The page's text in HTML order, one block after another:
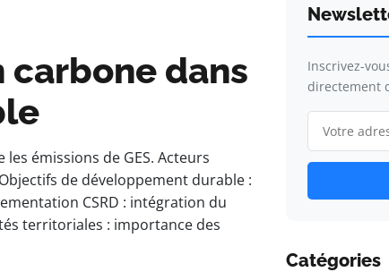
carbone dans
émissions de GES. Acteurs
de développement durable :
CSRD : intégration du
territoriales : importance des
Inscrivez-
directement
Catégories